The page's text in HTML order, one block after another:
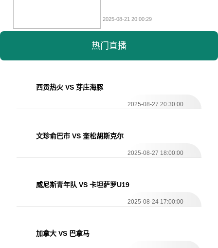
2025-08-21 20:00:29
热门直播
西贡热火 VS 芽庄海豚
2025-08-27 20:30:00
文珍俞巴市 VS 奎松胡斯克尔
2025-08-27 18:00:00
威尼斯青年队 VS 卡坦萨罗U19
2025-08-24 17:00:00
加拿大 VS 巴拿马